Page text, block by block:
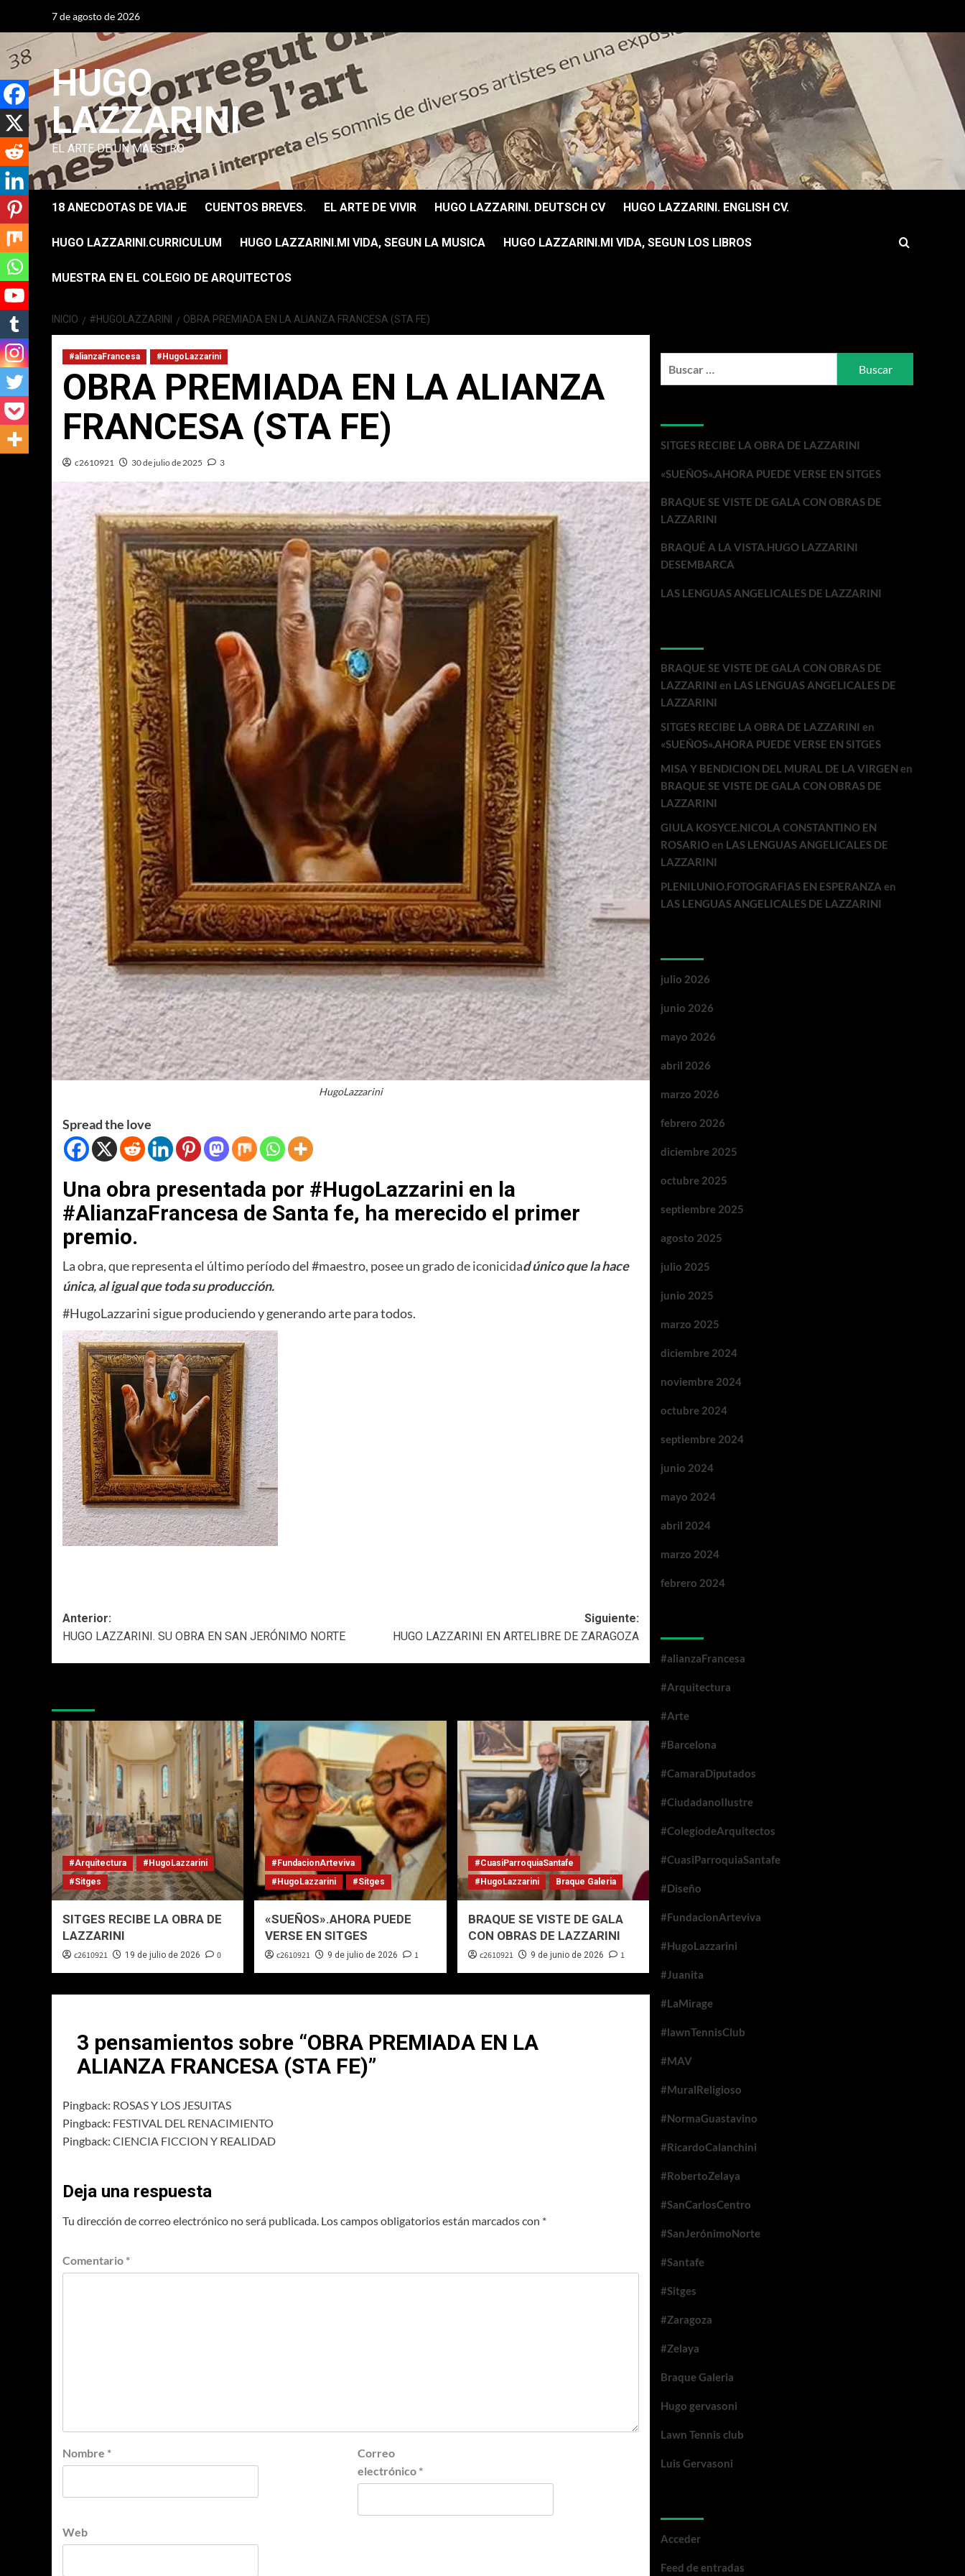
contenido
7 de agosto de 2026
HUGO
LAZZARINI
EL ARTE DE UN MAESTRO
18 ANECDOTAS DE VIAJE CUENTOS BREVES. EL ARTE DE VIVIR HUGO LAZZARINI. DEUTSCH CV HUGO LAZZARINI. ENGLISH CV.
HUGO LAZZARINI.CURRICULUM HUGO LAZZARINI.MI VIDA, SEGUN LA MUSICA HUGO LAZZARINI.MI VIDA, SEGUN LOS LIBROS
MUESTRA EN EL COLEGIO DE ARQUITECTOS
INICIO #HUGOLAZZARINI OBRA PREMIADA EN LA ALIANZA FRANCESA (STA FE)
#alianzaFrancesa #HugoLazzarini
OBRA PREMIADA EN LA ALIANZA
FRANCESA (STA FE)
c2610921 30 de julio de 2025 3
HugoLazzarini
Spread the love
Una obra presentada por #HugoLazzarini en la
#AlianzaFrancesa de Santa fe, ha merecido el primer
premio.
La obra, que representa el último período del #maestro, posee un grado de iconicidad único que la hace
única, al igual que toda su producción.
#HugoLazzarini sigue produciendo y generando arte para todos.
Navegación
de
entradas
Anterior:
HUGO LAZZARINI. SU OBRA EN SAN JERÓNIMO NORTE
Siguiente:
HUGO LAZZARINI EN ARTELIBRE DE ZARAGOZA
#Arquitectura
#HugoLazzarini
#Sitges
SITGES RECIBE LA OBRA DE
LAZZARINI
c2610921 19 de julio de 2026 0
#FundacionArteviva
#HugoLazzarini
#Sitges
«SUEÑOS».AHORA PUEDE
VERSE EN SITGES
c2610921 9 de julio de 2026 1
#CuasiParroquiaSantafe
#HugoLazzarini
Braque Galeria
BRAQUE SE VISTE DE GALA
CON OBRAS DE LAZZARINI
c2610921 9 de junio de 2026 1
3 pensamientos sobre “OBRA PREMIADA EN LA
ALIANZA FRANCESA (STA FE)”
Pingback: ROSAS Y LOS JESUITAS
Pingback: FESTIVAL DEL RENACIMIENTO
Pingback: CIENCIA FICCION Y REALIDAD
Deja una respuesta
Tu dirección de correo electrónico no será publicada. Los campos obligatorios están marcados con *
Comentario *
Nombre *
Correo
electrónico *
Web
SITGES RECIBE LA OBRA DE LAZZARINI
«SUEÑOS».AHORA PUEDE VERSE EN SITGES
BRAQUE SE VISTE DE GALA CON OBRAS DE
LAZZARINI
BRAQUÉ A LA VISTA.HUGO LAZZARINI
DESEMBARCA
LAS LENGUAS ANGELICALES DE LAZZARINI
BRAQUE SE VISTE DE GALA CON OBRAS DE
LAZZARINI en LAS LENGUAS ANGELICALES DE
LAZZARINI
SITGES RECIBE LA OBRA DE LAZZARINI en
«SUEÑOS».AHORA PUEDE VERSE EN SITGES
MISA Y BENDICION DEL MURAL DE LA VIRGEN en
BRAQUE SE VISTE DE GALA CON OBRAS DE
LAZZARINI
GIULA KOSYCE.NICOLA CONSTANTINO EN
ROSARIOen LAS LENGUAS ANGELICALES DE
LAZZARINI
PLENILUNIO.FOTOGRAFIAS EN ESPERANZA en
LAS LENGUAS ANGELICALES DE LAZZARINI
julio 2026
junio 2026
mayo 2026
abril 2026
marzo 2026
febrero 2026
diciembre 2025
octubre 2025
septiembre 2025
agosto 2025
julio 2025
junio 2025
marzo 2025
diciembre 2024
noviembre 2024
octubre 2024
septiembre 2024
junio 2024
mayo 2024
abril 2024
marzo 2024
febrero 2024
#alianzaFrancesa
#Arquitectura
#Arte
#Barcelona
#CamaraDiputados
#CiudadanoIlustre
#ColegiodeArquitectos
#CuasiParroquiaSantafe
#Diseño
#FundacionArteviva
#HugoLazzarini
#Juanita
#LaMirage
#lawnTennisClub
#MAV
#MuralReligioso
#NormaGuastavino
#RicardoCalanchini
#RobertoZelaya
#SanCarlosCentro
#SanJerónimoNorte
#Santafe
#Sitges
#Zaragoza
#Zelaya
Braque Galeria
Hugo gervasoni
Lawn Tennis club
Luis Gervasoni
Acceder
Feed de entradas